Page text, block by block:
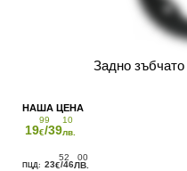
Задно
19
99
€/39
10
лв.
23
52
€/46
00
ЛВ.